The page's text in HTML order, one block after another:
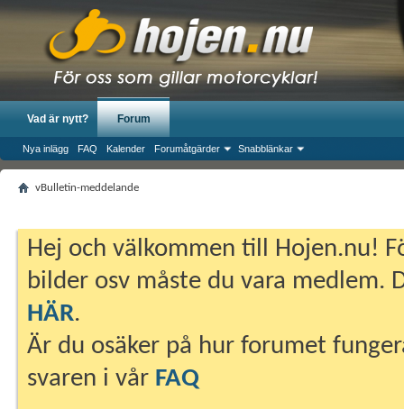
Vad är nytt? Forum
Nya inlägg FAQ Kalender Forumåtgärder Snabblänkar
vBulletin-meddelande
Hej och välkommen till Hojen.nu!
bilder osv måste du vara medlem.
HÄR.
Är du osäker på hur forumet
svaren i vår FAQ